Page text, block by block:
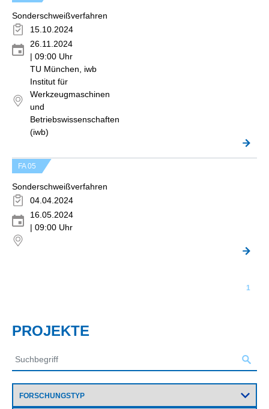
Sonderschweißverfahren
15.10.2024
26.11.2024
| 09:00 Uhr
TU München, iwb
Institut für
Werkzeugmaschinen
und
Betriebswissenschaften
(iwb)
FA 05
Sonderschweißverfahren
04.04.2024
16.05.2024
| 09:00 Uhr
1
PROJEKTE